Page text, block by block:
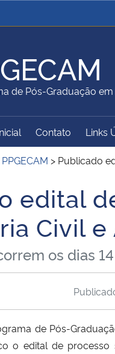
Ministério da Justiça e
Ministério da Educação
Ministério do Turismo
Gabinete de Segurança
Institucional
de Pós-Graduação
do SítioContato Links
PPGECAM > Publicado
edital
Civil
os dias
de Pós-
o edital de